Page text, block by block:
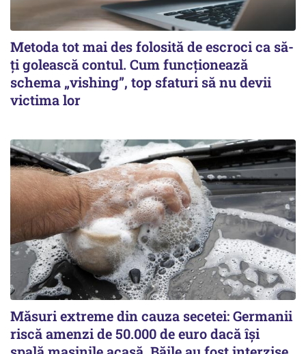
Metoda tot mai des folosită de escroci ca să-
ți golească contul. Cum funcționează
schema „vishing”, top sfaturi să nu devii
victima lor
Măsuri extreme din cauza secetei: Germanii
riscă amenzi de 50.000 de euro dacă își